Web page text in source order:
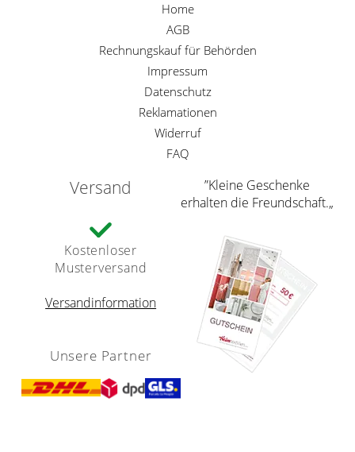
Home
AGB
Rechnungskauf für Behörden
Impressum
Datenschutz
Reklamationen
Widerruf
FAQ
Versand
Kostenloser
Musterversand
Versandinformation
Unsere Partner
”Kleine Geschenke
erhalten die Freundschaft.„